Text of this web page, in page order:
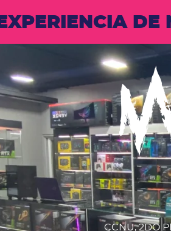
EXPERIENCIA
CCNU, 2DO